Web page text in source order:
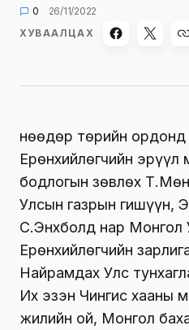
0
26/11/2022
ХУВААЛЦАХ
Өнөөдөр төрийн
Ерөнхийлөгчийн эрүүл
бодлогын зөвлөх
Улсын газрын гишүүн,
С.Энхболд нар Монгол
Ерөнхийлөгчийн
Найрамдах Улс
Их эзэн Чингис хааны
жилийн ой, Монгол